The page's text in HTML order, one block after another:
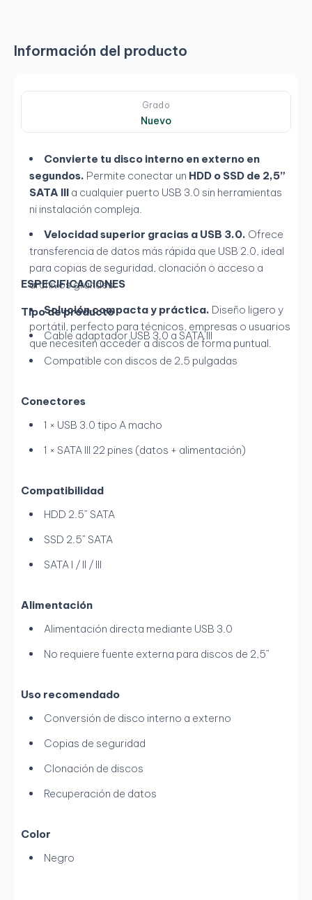
Información del producto
Grado
Nuevo
Convierte tu disco interno en externo en
segundos. Permite conectar un HDD o SSD de 2,5”
SATA III a cualquier puerto USB 3.0 sin herramientas
ni instalación compleja.
Velocidad superior gracias a USB 3.0. Ofrece
transferencia de datos más rápida que USB 2.0, ideal
para copias de seguridad, clonación o acceso a
archivos grandes.
Solución compacta y práctica. Diseño ligero y
portátil, perfecto para técnicos, empresas o usuarios
que necesiten acceder a discos de forma puntual.
ESPECIFICACIONES
Tipo de producto
Cable adaptador USB 3.0 a SATA III
Compatible con discos de 2,5 pulgadas
Conectores
1 × USB 3.0 tipo A macho
1 × SATA III 22 pines (datos + alimentación)
Compatibilidad
HDD 2.5” SATA
SSD 2.5” SATA
SATA I / II / III
Alimentación
Alimentación directa mediante USB 3.0
No requiere fuente externa para discos de 2,5”
Uso recomendado
Conversión de disco interno a externo
Copias de seguridad
Clonación de discos
Recuperación de datos
Color
Negro